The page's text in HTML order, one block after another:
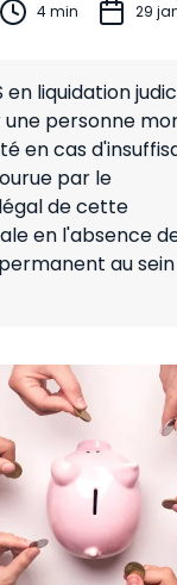
4 min 29
en liquidation
personne
en cas
par le
de cette
en l'absence
au